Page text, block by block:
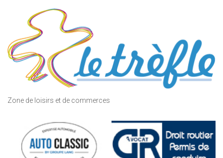
Zone de loisirs et de commerces